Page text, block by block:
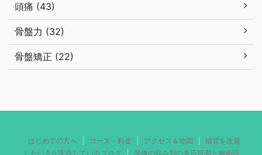
頭痛 (43)
骨盤力 (32)
骨盤矯正 (22)
はじめての方へ コース・料金 アクセス＆地図
猫背を改善
したい人が実践しているブログ
身体の悩み別の来店目安と施術回